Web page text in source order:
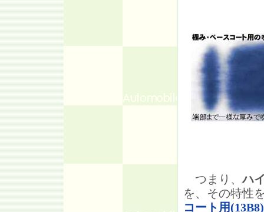
つまり、ハ
を、その特性
コート用(13B8)